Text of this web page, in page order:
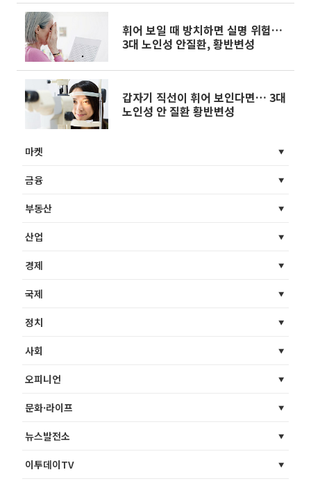
휘어 보일 때 방치하면 실명 위험…
3대 노인성 안질환, 황반변성
갑자기 직선이 휘어 보인다면… 3대
노인성 안 질환 황반변성
마켓
금융
부동산
산업
경제
국제
정치
사회
오피니언
문화·라이프
뉴스발전소
이투데이TV